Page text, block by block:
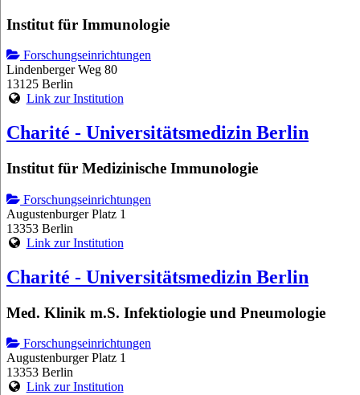
Institut für Immunologie
Forschungseinrichtungen
Lindenberger Weg 80
13125 Berlin
Link zur Institution
Charité - Universitätsmedizin Berlin
Institut für Medizinische Immunologie
Forschungseinrichtungen
Augustenburger Platz 1
13353 Berlin
Link zur Institution
Charité - Universitätsmedizin Berlin
Med. Klinik m.S. Infektiologie und Pneumologie
Forschungseinrichtungen
Augustenburger Platz 1
13353 Berlin
Link zur Institution